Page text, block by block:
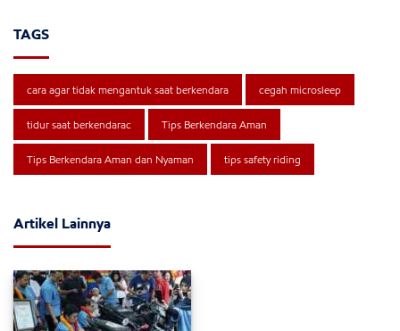
TAGS
cara agar tidak mengantuk saat berkendara cegah microsleep
tidur saat berkendarac Tips Berkendara Aman
Tips Berkendara Aman dan Nyaman tips safety riding
Artikel Lainnya